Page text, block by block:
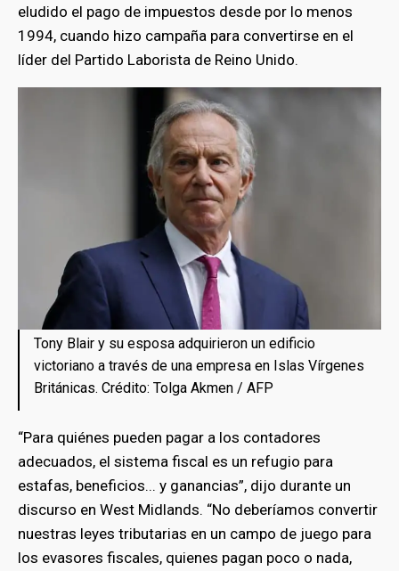
eludido el pago de impuestos desde por lo menos
1994, cuando hizo campaña para convertirse en el
líder del Partido Laborista de Reino Unido.
Tony Blair y su esposa adquirieron un edificio
victoriano a través de una empresa en Islas Vírgenes
Británicas. Crédito: Tolga Akmen / AFP
“Para quiénes pueden pagar a los contadores
adecuados, el sistema fiscal es un refugio para
estafas, beneficios... y ganancias”, dijo durante un
discurso en West Midlands. “No deberíamos convertir
nuestras leyes tributarias en un campo de juego para
los evasores fiscales, quienes pagan poco o nada,